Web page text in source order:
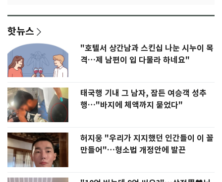
핫뉴스
"호텔서 상간남과 스킨십 나눈 시누이 목
격…제 남편이 입 다물라 하네요"
태국행 기내 그 남자, 잠든 여승객 성추
행…"바지에 체액까지 묻었다"
허지웅 "우리가 지지했던 인간들이 이 꼴
만들어"…형소법 개정안에 발끈